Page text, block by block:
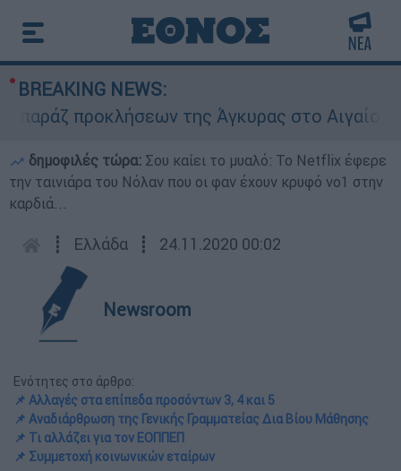
BREAKING NEWS:
προκλήσεων της Άγκυρας στο Αιγαίο:
δημοφιλές τώρα: Σου καίει το μυαλό: Το Netflix έφερε
την ταινιάρα του Νόλαν που οι φαν έχουν κρυφό νο1 στην
καρδιά...
┋ Ελλάδα ┋ 24.11.2020 00:02
Newsroom
Ενότητες στο άρθρο:
📌 Αλλαγές στα επίπεδα προσόντων 3, 4 και 5
📌 Αναδιάρθρωση της Γενικής Γραμματείας Δια Βίου Μάθησης
📌 Τι αλλάζει για τον ΕΟΠΠΕΠ
📌 Συμμετοχή κοινωνικών εταίρων